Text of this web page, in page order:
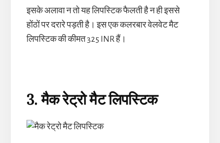
इसके अलावा न तो यह लिपस्टिक फैलती है न ही इससे
होंठों पर दरारे पड़ती है। इस एक कलरबार वेलवेट मैट
लिपस्टिक की कीमत 325 INR हैं।
3. मैकरेट्रोमैटलिपस्टिक